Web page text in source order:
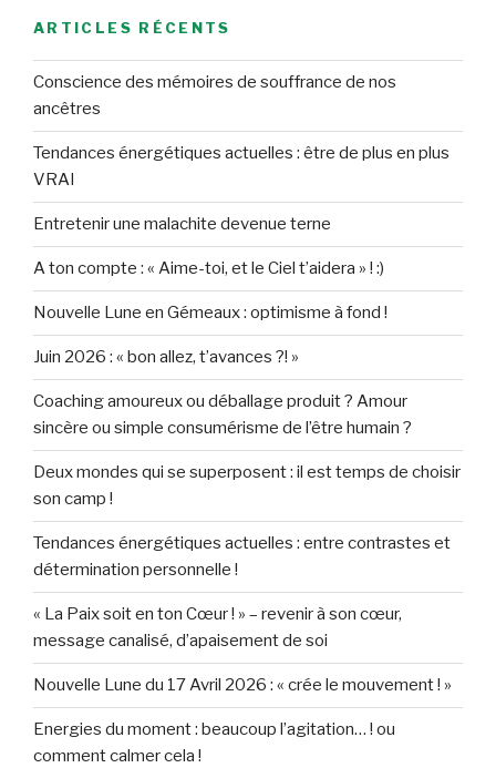
ARTICLES RÉCENTS
Conscience des mémoires de souffrance de nos
ancêtres
Tendances énergétiques actuelles : être de plus en plus
VRAI
Entretenir une malachite devenue terne
A ton compte : « Aime-toi, et le Ciel t’aidera » ! :)
Nouvelle Lune en Gémeaux : optimisme à fond !
Juin 2026 : « bon allez, t’avances ?! »
Coaching amoureux ou déballage produit ? Amour
sincère ou simple consumérisme de l’être humain ?
Deux mondes qui se superposent : il est temps de choisir
son camp !
Tendances énergétiques actuelles : entre contrastes et
détermination personnelle !
« La Paix soit en ton Cœur ! » – revenir à son cœur,
message canalisé, d’apaisement de soi
Nouvelle Lune du 17 Avril 2026 : « crée le mouvement ! »
Energies du moment : beaucoup l’agitation… ! ou
comment calmer cela !